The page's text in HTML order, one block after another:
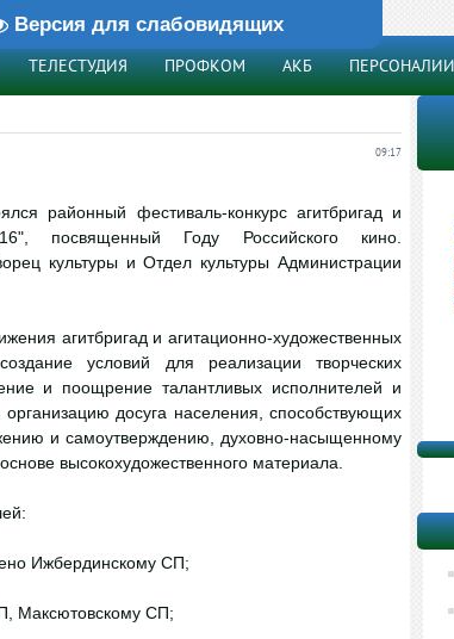
Версия для слабовидящих
ТЕЛЕСТУДИЯ ПРОФКОМ АКБ ПЕРСОНАЛИИ
09:17
районный фестиваль-конкурс агитбригад и
посвященный Году Российского кино.
культуры и Отдел культуры Администрации
агитбригад и агитационно-художественных
условий для реализации творческих
и поощрение талантливых исполнителей и
досуга населения, способствующих
и самоутверждению, духовно-насыщенному
высокохудожественного материала.
Ижбердинскому СП;
Максютовскому СП;